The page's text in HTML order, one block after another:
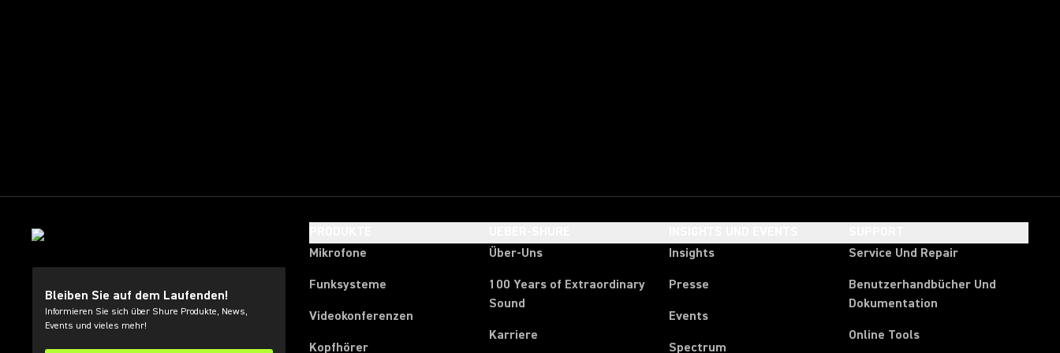
Bleiben Sie auf dem Laufenden!
Informieren Sie sich über Shure Produkte, News,
Events und vieles mehr!
Mikrofone
Funksysteme
Videokonferenzen
Kopfhörer
Über-Uns
100 Years of Extraordinary
Sound
Karriere
Insights
Presse
Events
Spectrum
Service Und Repair
Benutzerhandbücher Und
Dokumentation
Online Tools